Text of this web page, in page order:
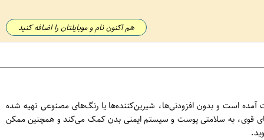
هم اکنون نام و موبایلتان را اضافه کنید
آمده است و بدون افزودنی‌ها، شیرین‌کننده‌ها یا رنگ‌های مصنوعی تهیه شده
اکسیدان‌های قوی، به سلامتی پوست و سیستم ایمنی بدن کمک می‌کند و همچنین ممکن